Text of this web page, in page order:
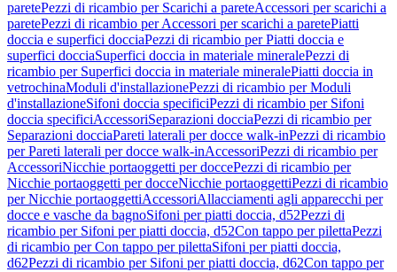
paretePezzi di ricambio per Scarichi a pareteAccessori per scarichi a
paretePezzi di ricambio per Accessori per scarichi a paretePiatti
doccia e superfici docciaPezzi di ricambio per Piatti doccia e
superfici docciaSuperfici doccia in materiale mineralePezzi di
ricambio per Superfici doccia in materiale mineralePiatti doccia in
vetrochinaModuli d'installazionePezzi di ricambio per Moduli
d'installazioneSifoni doccia specificiPezzi di ricambio per Sifoni
doccia specificiAccessoriSeparazioni docciaPezzi di ricambio per
Separazioni docciaPareti laterali per docce walk-inPezzi di ricambio
per Pareti laterali per docce walk-inAccessoriPezzi di ricambio per
AccessoriNicchie portaoggetti per doccePezzi di ricambio per
Nicchie portaoggetti per docceNicchie portaoggettiPezzi di ricambio
per Nicchie portaoggettiAccessoriAllacciamenti agli apparecchi per
docce e vasche da bagnoSifoni per piatti doccia, d52Pezzi di
ricambio per Sifoni per piatti doccia, d52Con tappo per pilettaPezzi
di ricambio per Con tappo per pilettaSifoni per piatti doccia,
d62Pezzi di ricambio per Sifoni per piatti doccia, d62Con tappo per